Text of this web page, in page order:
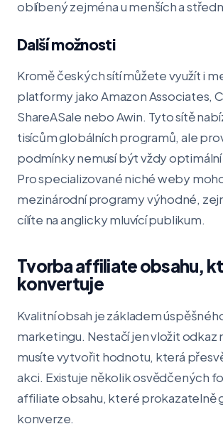
oblíbený zejména u menších a
Další možnosti
Kromě českých sítí můžete využít i
platformy jako Amazon Associates,
ShareASale nebo Awin. Tyto sítě
tisícům globálních programů, ale
podmínky nemusí být vždy
Pro specializované niché weby
mezinárodní programy výhodné,
cílíte na anglicky mluvící publikum.
Tvorba affiliate obsahu,
konvertuje
Kvalitní obsah je základem
marketingu. Nestačí jen vložit odkaz
musíte vytvořit hodnotu, která
akci. Existuje několik osvědčených
affiliate obsahu, které prokazatelně
konverze.